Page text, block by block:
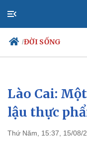
/ĐỜI SỐNG
Chính trị
Đảng
Tổ chức nhân sự
Nhận diện sự thật
Lào Cai:
lậu thực
Thứ Năm, 15:37, 15/08/